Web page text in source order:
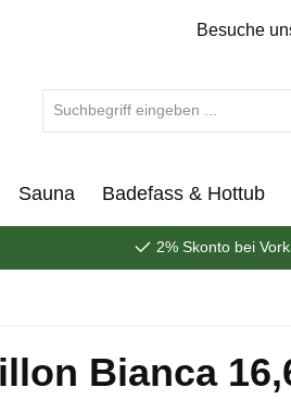
Besuche
Sauna Badefass & Hottub
2% Skonto bei
Bianca